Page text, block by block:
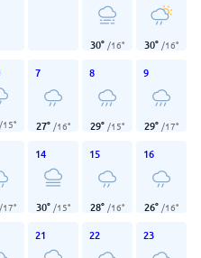
30° /16° 30° /16°
/15°
7
27° /16°
8
29° /15°
9
29° /17°
/17°
14
30° /15°
15
28° /16°
16
26° /16°
21 22 23